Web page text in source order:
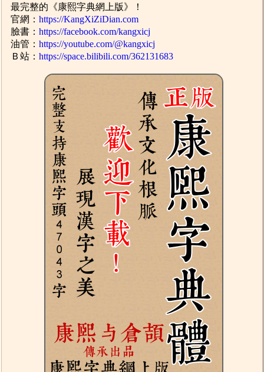
最完整的《康熙字典網上版》！
官網：https://KangXiZiDian.com
臉書：https://facebook.com/kangxicj
油管：https://youtube.com/@kangxicj
Ｂ站：https://space.bilibili.com/362131683